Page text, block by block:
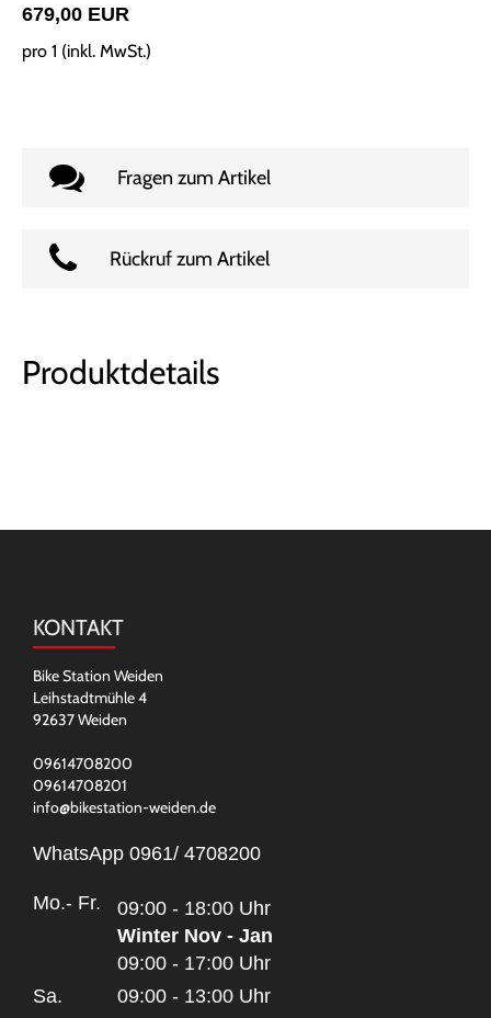
679,00 EUR
pro 1 (inkl. MwSt.)
Fragen zum Artikel
Rückruf zum Artikel
Produktdetails
KONTAKT
Bike Station Weiden
Leihstadtmühle 4
92637 Weiden
09614708200
09614708201
info@bikestation-weiden.de
WhatsApp 0961/ 4708200
Mo.- Fr. 09:00 - 18:00 Uhr
Winter Nov - Jan
09:00 - 17:00 Uhr
Sa.
09:00 - 13:00 Uhr